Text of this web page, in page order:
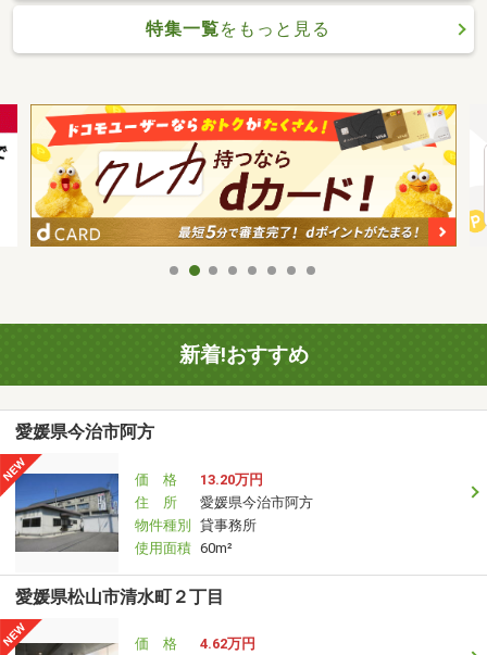
特集一覧をもっと見る
新着!おすすめ
愛媛県今治市阿方
価 格
13.20万円
住 所
愛媛県今治市阿方
物件種別
貸事務所
使用面積 60m²
愛媛県松山市清水町２丁目
価 格
4.62万円